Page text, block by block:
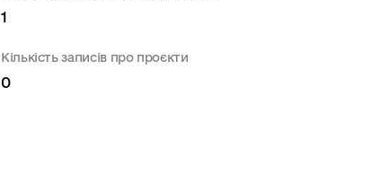
1
Кількість записів про проєкти
0